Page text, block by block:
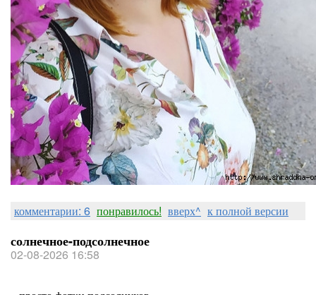
комментарии: 6 понравилось! вверх^ к полной версии
солнечное-подсолнечное
02-08-2026 16:58